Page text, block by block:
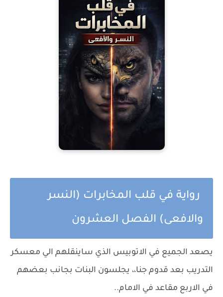
رواية في قلب المخابرات (النسر
والافعى) الفصل العشرون
يصعد الجميع في الاتوبيس الذي ساينقلهم الي معسكر
التدريب بعد قدوم جنا،، يجلسون البنات بجانب بعضهم
في الاربع مقاعد في الامام..